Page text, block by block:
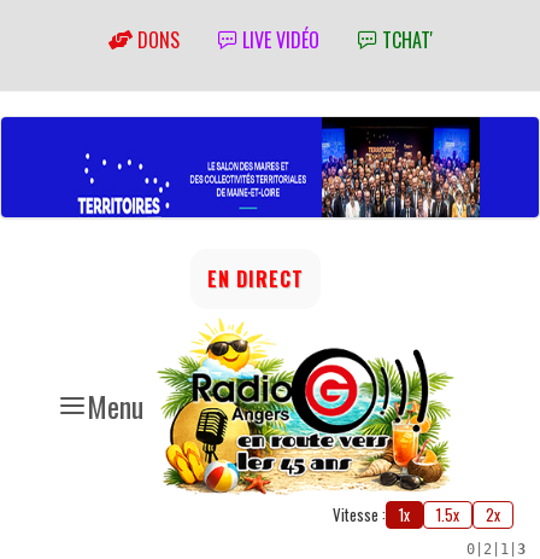
DONS LIVE VIDÉO TCHAT'
Menu
EN DIRECT
Vitesse : 1x 1.5x 2x
0 2 1 3